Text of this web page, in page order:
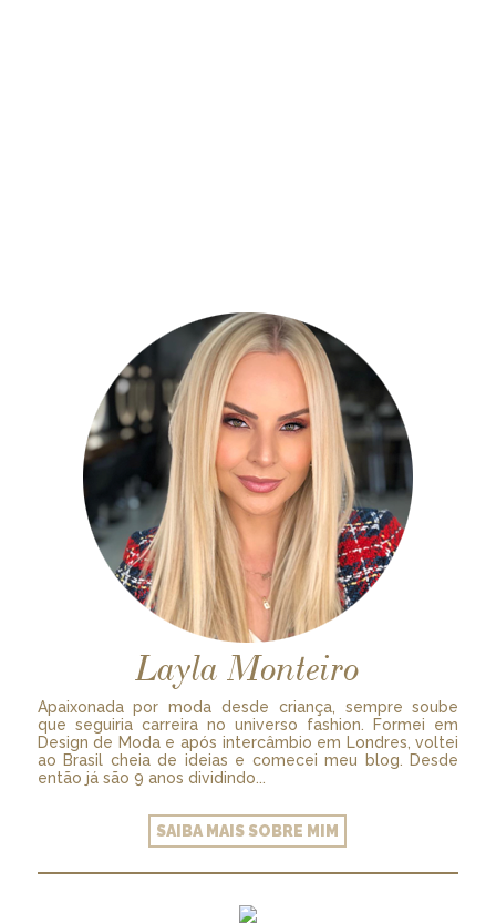
Layla Monteiro
Apaixonada por moda desde criança, sempre soube
que seguiria carreira no universo fashion. Formei em
Design de Moda e após intercâmbio em Londres, voltei
ao Brasil cheia de ideias e comecei meu blog. Desde
então já são 9 anos dividindo...
SAIBA MAIS SOBRE MIM